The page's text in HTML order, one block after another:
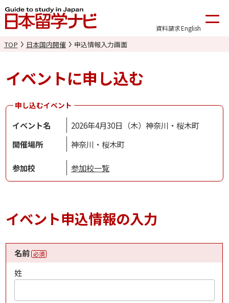
資料請求English
TOP 日本国内開催 申込情報入力画面
イベントに申し込む
申し込むイベント
イベント名
2026年4月30日（木）神奈川・桜木町
開催場所
神奈川・桜木町
参加校 参加校一覧
イベント申込情報の入力
名前 必須
姓